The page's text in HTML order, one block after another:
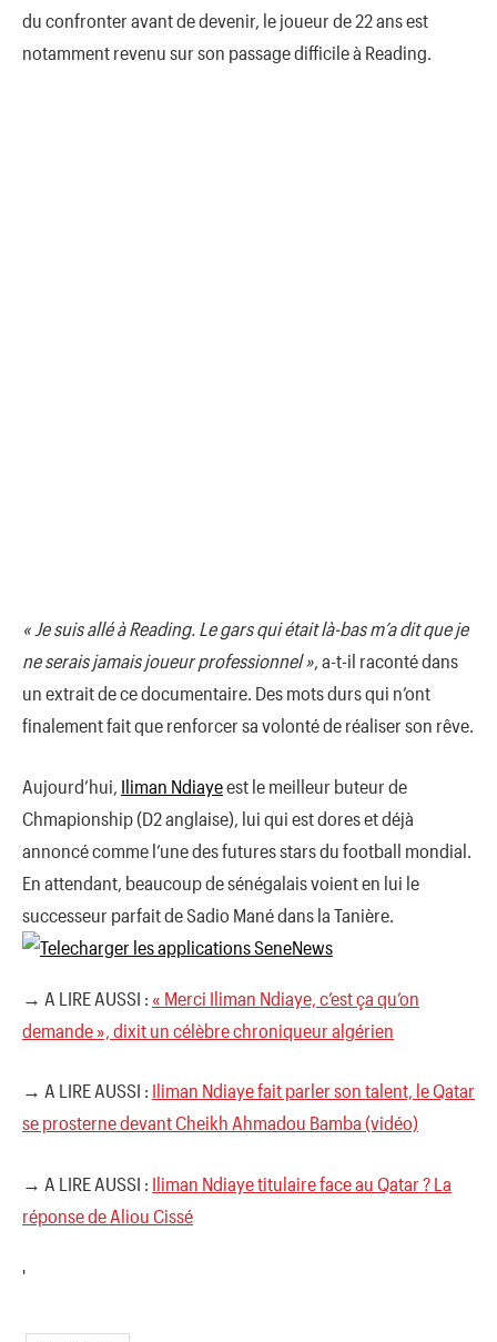
du confronter avant de devenir, le joueur de 22 ans est
notamment revenu sur son passage difficile à Reading.
« Je suis allé à Reading. Le gars qui était là-bas m’a dit que je
ne serais jamais joueur professionnel », a-t-il raconté dans
un extrait de ce documentaire. Des mots durs qui n’ont
finalement fait que renforcer sa volonté de réaliser son rêve.
Aujourd’hui, Iliman Ndiayeest le meilleur buteur de
Chmapionship (D2 anglaise), lui qui est dores et déjà
annoncé comme l’une des futures stars du football mondial.
En attendant, beaucoup de sénégalais voient en lui le
successeur parfait de Sadio Mané dans la Tanière.
→ A LIRE AUSSI : « Merci Iliman Ndiaye, c’est ça qu’on
demande », dixit un célèbre chroniqueur algérien
→ A LIRE AUSSI : Iliman Ndiaye fait parler son talent, le Qatar
se prosterne devant Cheikh Ahmadou Bamba (vidéo)
→ A LIRE AUSSI : Iliman Ndiaye titulaire face au Qatar ? La
réponse de Aliou Cissé
'